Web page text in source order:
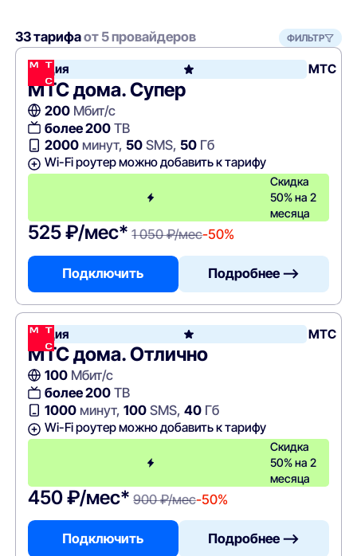
33 тарифаот 5 провайдеров ФИЛЬТР
Акция МТС
МТС дома. Супер
200Мбит/с
более 200ТВ
2000минут, 50SMS, 50Гб
Wi-Fi роутер можно добавить к тарифу
Скидка
50% на 2
месяца
525 ₽/мес* 1 050 ₽/мес-50%
Подключить Подробнее —>
Акция МТС
МТС дома. Отлично
100Мбит/с
более 200ТВ
1000минут, 100SMS, 40Гб
Wi-Fi роутер можно добавить к тарифу
Скидка
50% на 2
месяца
450 ₽/мес* 900 ₽/мес-50%
Подключить Подробнее —>